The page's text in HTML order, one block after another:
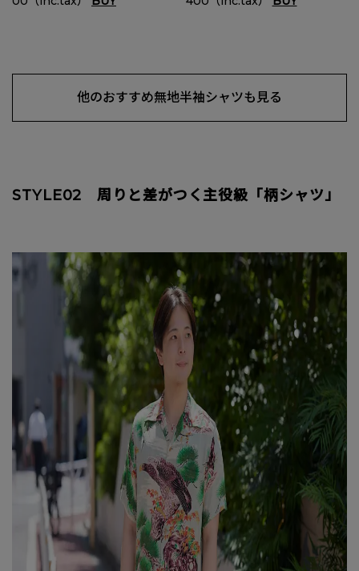
他のおすすめ無地半袖シャツも見る
STYLE02 周りと差がつく主役級「柄シャツ」